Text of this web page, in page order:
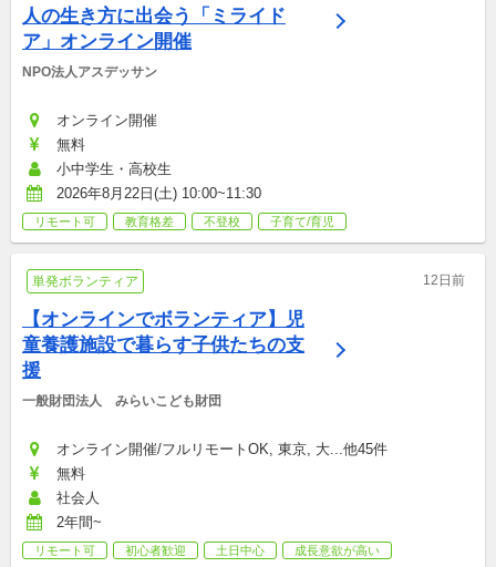
人の生き方に出会う「ミライド
ア」オンライン開催
NPO法人アスデッサン
オンライン開催
無料
小中学生・高校生
2026年8月22日(土) 10:00~11:30
リモート可 教育格差 不登校 子育て/育児
単発ボランティア 12日前
【オンラインでボランティア】児
童養護施設で暮らす子供たちの支
援
一般財団法人　みらいこども財団
オンライン開催/フルリモートOK, 東京, 大...他45件
無料
社会人
2年間~
リモート可 初心者歓迎 土日中心 成長意欲が高い